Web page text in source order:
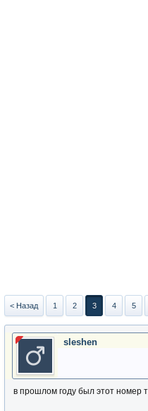
< Назад 1 2 3 4 5
sleshen
в прошлом году был этот номер